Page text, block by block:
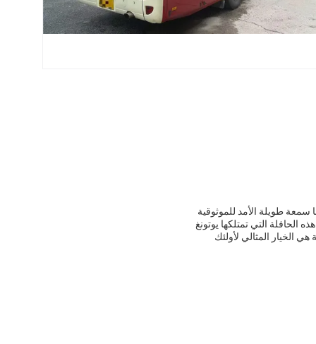
سمعة طويلة الأمد للموثوقية
الحافلة التي تمتلكها يوتونغ
الخيار المثالي لأولئك